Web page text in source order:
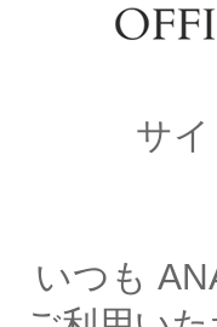
サ
いつも